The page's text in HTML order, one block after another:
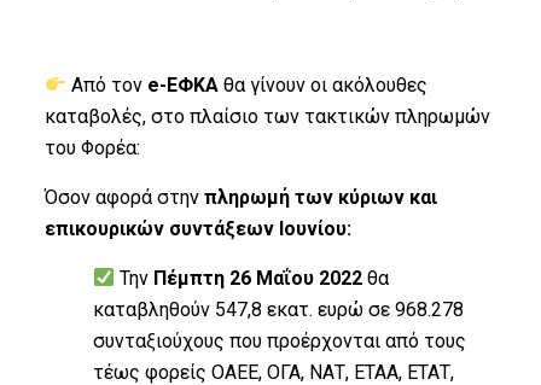
Από τον e-ΕΦΚΑ θα γίνουν οι ακόλουθες
καταβολές, στο πλαίσιο των τακτικών πληρωμών
του Φορέα:
Όσον αφορά στην πληρωμή των κύριων και
επικουρικών συντάξεων Ιουνίου:
Την Πέμπτη 26 Μαΐου 2022 θα
καταβληθούν 547,8 εκατ. ευρώ σε 968.278
συνταξιούχους που προέρχονται από τους
τέως φορείς ΟΑΕΕ, ΟΓΑ, ΝΑΤ, ΕΤΑΑ, ΕΤΑΤ,